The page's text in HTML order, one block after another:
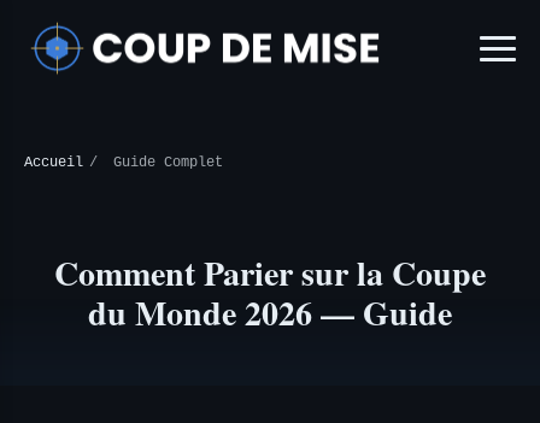
Accueil / Guide Complet
Comment Parier sur la Coupe
du Monde 2026 — Guide